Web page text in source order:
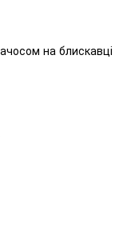
на блискавці